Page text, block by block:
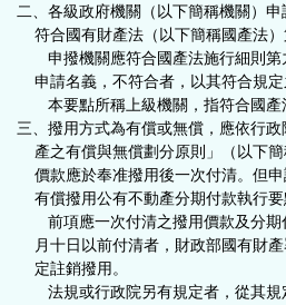
二、各級政府機關（以下簡稱機關）
符合國有財產法（以下簡稱國產法
申撥機關應符合國產法施行細則第
申請名義，不符合者，以其符合規定
本要點所稱上級機關，指符合國產
三、撥用方式為有償或無償，應依行
產之有償與無償劃分原則」（以下
價款應於奉准撥用後一次付清。但
有償撥用公有不動產分期付款執行要
前項應一次付清之撥用價款及分期
月十日以前付清者，財政部國有財
定註銷撥用。
法規或行政院另有規定者，從其規